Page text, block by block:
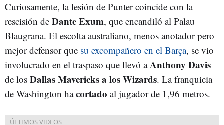
Curiosamente, la lesión de Punter coincide con la
rescisión de Dante Exum, que encandiló al Palau
Blaugrana. El escolta australiano, menos anotador pero
mejor defensor que su excompañero en el Barça, se vio
involucrado en el traspaso que llevó aAnthony Davis
de los Dallas Mavericks a los Wizards. La franquicia
de Washington hacortado al jugador de 1,96 metros.